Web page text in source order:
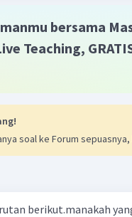
bersama
Teaching,
soal ke Forum sepuasnya,
berikut.manakah